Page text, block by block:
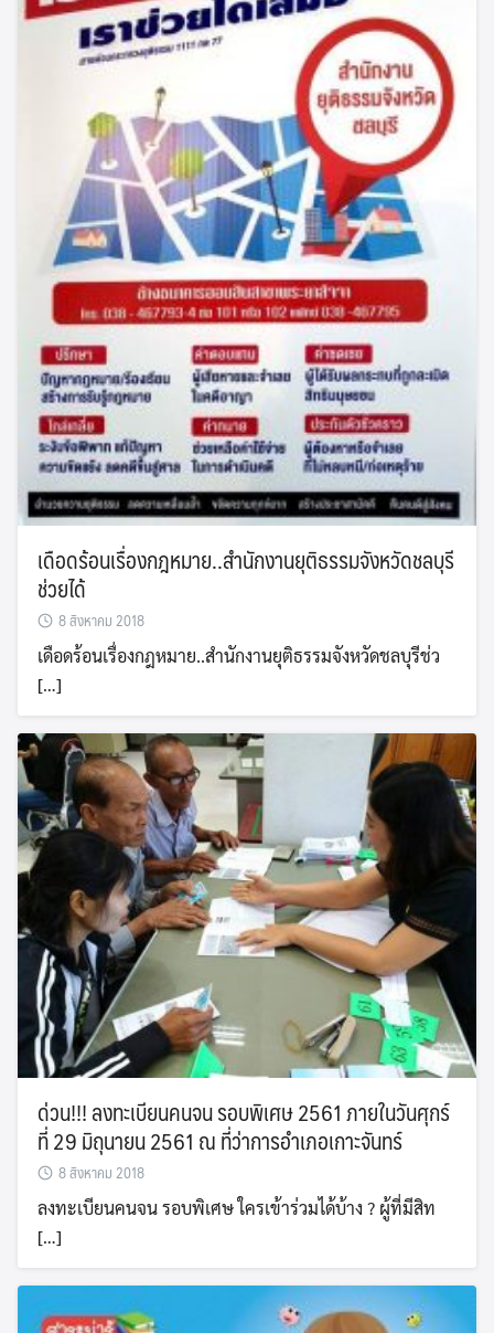
เดือดร้อนเรื่องกฎหมาย..สำนักงานยุติธรรมจังหวัดชลบุรี
ช่วยได้
8 สิงหาคม 2018
เดือดร้อนเรื่องกฎหมาย..สำนักงานยุติธรรมจังหวัดชลบุรีช่ว
[…]
ด่วน!!! ลงทะเบียนคนจน รอบพิเศษ 2561 ภายในวันศุกร์
ที่ 29 มิถุนายน 2561 ณ ที่ว่าการอำเภอเกาะจันทร์
8 สิงหาคม 2018
ลงทะเบียนคนจน รอบพิเศษ ใครเข้าร่วมได้บ้าง ? ผู้ที่มีสิท
[…]